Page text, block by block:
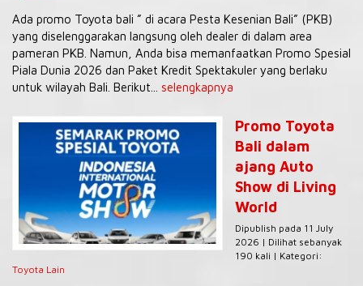
Ada promo Toyota bali ” di acara Pesta Kesenian Bali” (PKB)
yang diselenggarakan langsung oleh dealer di dalam area
pameran PKB. Namun, Anda bisa memanfaatkan Promo Spesial
Piala Dunia 2026 dan Paket Kredit Spektakuler yang berlaku
untuk wilayah Bali. Berikut... selengkapnya
Promo Toyota
Bali dalam
ajang Auto
Show di Living
World
Dipublish pada 11 July
2026 | Dilihat sebanyak
190 kali | Kategori:
Toyota Lain